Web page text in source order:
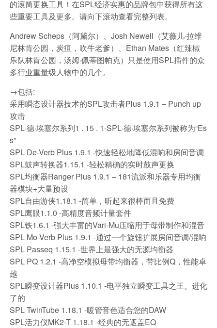
的滚筒更换工具！在SPL经济实惠的品牌包中获得所有这
些重要工具及更多。请向下滚动查看完整列表。
Andrew Scheps（阿黛尔）、Josh Newell（艾薇儿·拉维
尼林肯公园，炭疽，吹牛老爹）、Ethan Mates（红辣椒
乐队林肯公园，汤姆·佩蒂图帕克）只是使用SPL插件的众
多行业重量级人物中的几个。
→包括:
采用瞬态设计器技术的SPL攻击者Plus 1.9.1 – Punch up
攻击
SPL·德·埃塞尔系列1 . 15 . 1-SPL·德·埃塞尔系列被称为“Es
s”
SPL De-Verb Plus 1.9.1 -快速轻松地降低混响和房间音调
SPL鼓声转换器1.15.1 -轻松精确的实时鼓声更换
SPL均衡器Ranger Plus 1.9.1 – 181流派和乐器专用均衡
器模块+大量预设
SPL自由游侠1.18.1 -简单，听起来很棒而且免费
SPL鹰眼1.1.0 -高精度音频计量套件
SPL铁1.6.1 -强大丰富的Vari-Mu压缩用于母带制作和混音
SPL Mo-Verb Plus 1.9.1 -通过一个旋钮扩展房间音调/混响
SPL Passeq 1.15.1 -世界上最强大的无源均衡器
SPL PQ 1.2.1 -高净空模拟母带均衡器，带比例Q，性能卓
越
SPL瞬变设计器Plus 1.10.1 -电平独立瞬变工具之王。进化
了的
SPL TwinTube 1.18.1 -暖管音色适合您的DAW
SPL活力仪MK2-T 1.18.1 -经典的无遮盖EQ